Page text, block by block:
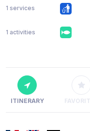
1 services
1 activities
ITINERARY